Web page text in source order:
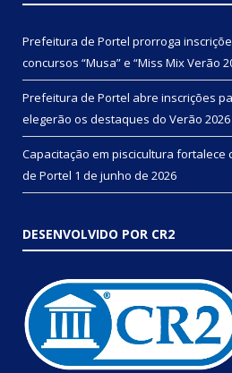
Prefeitura de Portel prorroga
concursos “Musa” e “Miss Mix Verão
Prefeitura de Portel abre inscrições
elegerão os destaques do Verão 2026
Capacitação em piscicultura
de Portel 1 de junho de 2026
DESENVOLVIDO POR CR2